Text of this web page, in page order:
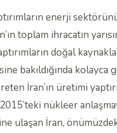
enerji
toplam ihracatın
doğal
bakıldığında
İran’ın üretimi
nükleer
ulaşan İran,